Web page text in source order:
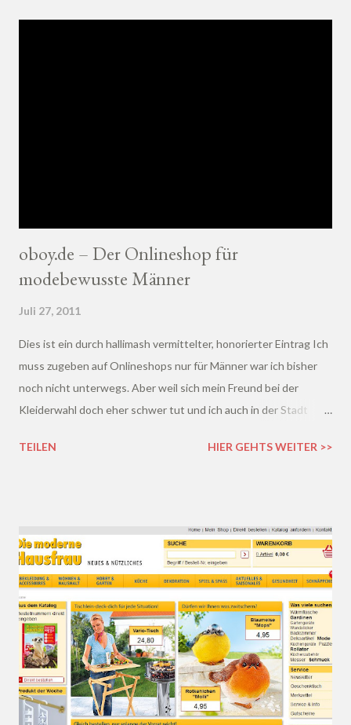
oboy.de – Der Onlineshop für
modebewusste Männer
Juli 27, 2011
Dies ist ein durch hallimash vermittelter, honorierter Eintrag Ich
muss zugeben auf Onlineshops nur für Männer war ich bisher
noch nicht unterwegs. Aber weil sich mein Freund bei der
Kleiderwahl doch eher schwer tut und ich auch in der Stadt
Internet über die Schultern geschaut, als er sich den Shop für
TEILEN HIER GEHTS WEITER >>